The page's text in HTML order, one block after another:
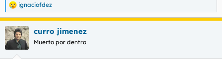
R
e
a
c
c
ignaciofdez
curro jimenez
Muerto por dentro